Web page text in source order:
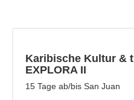
Karibische Kultur &
EXPLORA II
15 Tage ab/bis San Juan